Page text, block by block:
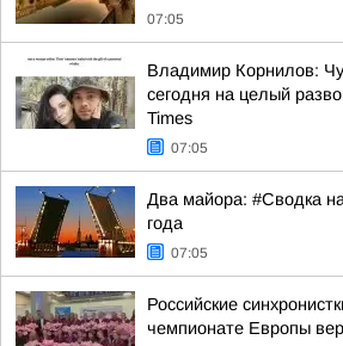
07:05
Владимир Корнилов:
сегодня на целый
Times
07:05
Два майора: #Сводка
года
07:05
Российские
чемпионате Европы